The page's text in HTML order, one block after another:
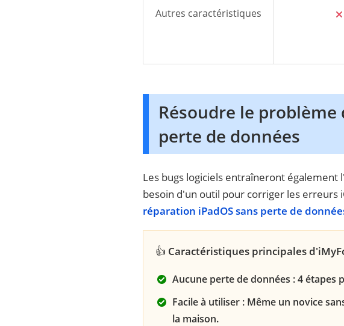
Autres caractéristiques
Résoudre le
perte de données
Les bugs logiciels entraîneront
besoin d'un outil pour corriger les erreurs
réparation iPadOS sans perte de
👍 Caractéristiques principales
Aucune perte de données : 4 étapes
Facile à utiliser : Même un novice
la maison.